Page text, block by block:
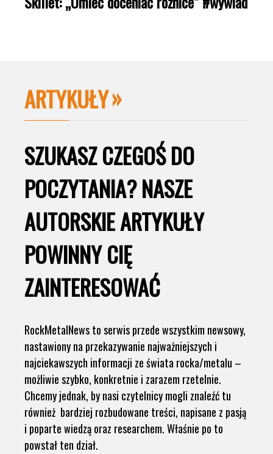
ARTYKUŁY
SZUKASZ CZEGOŚ DO
POCZYTANIA? NASZE
AUTORSKIE ARTYKUŁY
POWINNY CIĘ
ZAINTERESOWAĆ
RockMetalNews to serwis przede wszystkim newsowy,
nastawiony na przekazywanie najważniejszych i
najciekawszych informacji ze świata rocka/metalu –
możliwie szybko, konkretnie i zarazem rzetelnie.
Chcemy jednak, by nasi czytelnicy mogli znaleźć tu
również bardziej rozbudowane treści, napisane z pasją
i poparte wiedzą oraz researchem. Właśnie po to
powstał ten dział.